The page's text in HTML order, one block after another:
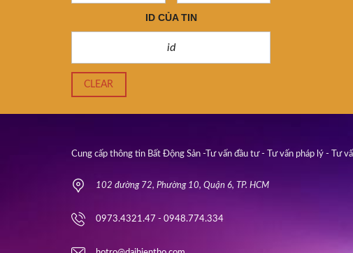
ID CỦA TIN
CLEAR
Cung cấp thông tin Bất Động Sản -Tư vấn đầu tư - Tư vấn pháp lý - Tư
102 đường 72, Phường 10, Quận 6, TP. HCM
0973.4321.47 - 0948.774.334